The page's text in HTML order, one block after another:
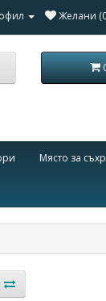
Желани
Място за